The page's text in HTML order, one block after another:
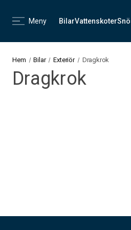
Meny BilarVattenskoter
Hem Bilar Exteriör Dragkrok
Dragkrok